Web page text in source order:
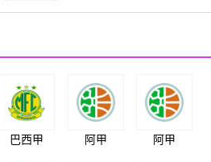
巴西甲 阿甲 阿甲